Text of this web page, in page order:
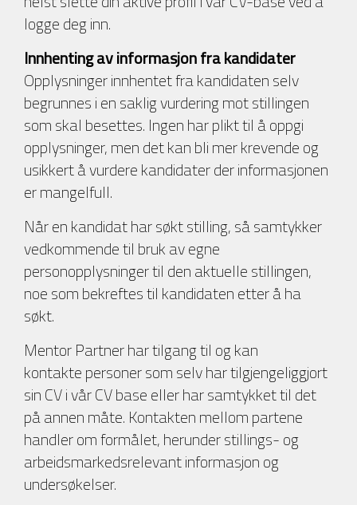
logge deg inn.
Innhenting av informasjon fra kandidater
Opplysninger innhentet fra kandidaten selv
begrunnes i en saklig vurdering mot stillingen
som skal besettes. Ingen har plikt til å oppgi
opplysninger, men det kan bli mer krevende og
usikkert å vurdere kandidater der informasjonen
er mangelfull.
Når en kandidat har søkt stilling, så samtykker
vedkommende til bruk av egne
personopplysninger til den aktuelle stillingen,
noe som bekreftes til kandidaten etter å ha
søkt.
Mentor Partner har tilgang til og kan
kontakte personer som selv har tilgjengeliggjort
sin CV i vår CV base eller har samtykket til det
på annen måte. Kontakten mellom partene
handler om formålet, herunder stillings- og
arbeidsmarkedsrelevant informasjon og
undersøkelser.